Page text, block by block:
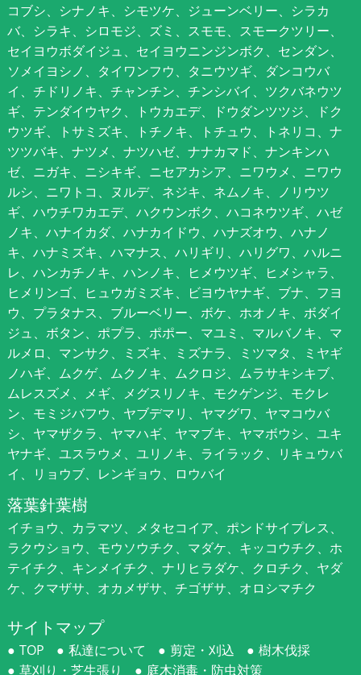
コブシ、シナノキ、シモツケ、ジューンベリー、シラカ
バ、シラキ、シロモジ、ズミ、スモモ、スモークツリー、
セイヨウボダイジュ、セイヨウニンジンボク、センダン、
ソメイヨシノ、タイワンフウ、タニウツギ、ダンコウバ
イ、チドリノキ、チャンチン、チンシバイ、ツクバネウツ
ギ、テンダイウヤク、トウカエデ、ドウダンツツジ、ドク
ウツギ、トサミズキ、トチノキ、トチュウ、トネリコ、ナ
ツツバキ、ナツメ、ナツハゼ、ナナカマド、ナンキンハ
ゼ、ニガキ、ニシキギ、ニセアカシア、ニワウメ、ニワウ
ルシ、ニワトコ、ヌルデ、ネジキ、ネムノキ、ノリウツ
ギ、ハウチワカエデ、ハクウンボク、ハコネウツギ、ハゼ
ノキ、ハナイカダ、ハナカイドウ、ハナズオウ、ハナノ
キ、ハナミズキ、ハマナス、ハリギリ、ハリグワ、ハルニ
レ、ハンカチノキ、ハンノキ、ヒメウツギ、ヒメシャラ、
ヒメリンゴ、ヒュウガミズキ、ビヨウヤナギ、ブナ、フヨ
ウ、プラタナス、ブルーベリー、ボケ、ホオノキ、ボダイ
ジュ、ボタン、ポプラ、ポポー、マユミ、マルバノキ、マ
ルメロ、マンサク、ミズキ、ミズナラ、ミツマタ、ミヤギ
ノハギ、ムクゲ、ムクノキ、ムクロジ、ムラサキシキブ、
ムレスズメ、メギ、メグスリノキ、モクゲンジ、モクレ
ン、モミジバフウ、ヤブデマリ、ヤマグワ、ヤマコウバ
シ、ヤマザクラ、ヤマハギ、ヤマブキ、ヤマボウシ、ユキ
ヤナギ、ユスラウメ、ユリノキ、ライラック、リキュウバ
イ、リョウブ、レンギョウ、ロウバイ
落葉針葉樹
イチョウ、カラマツ、メタセコイア、ポンドサイプレス、
ラクウショウ、モウソウチク、マダケ、キッコウチク、ホ
テイチク、キンメイチク、ナリヒラダケ、クロチク、ヤダ
ケ、クマザサ、オカメザサ、チゴザサ、オロシマチク
サイトマップ
TOP 私達について 剪定・刈込
樹木伐採
草刈り・芝生張り
庭木消毒・防虫対策